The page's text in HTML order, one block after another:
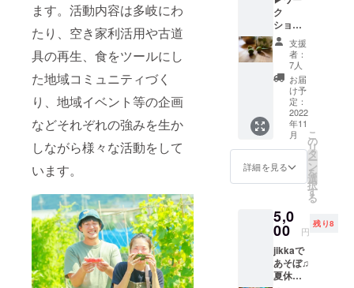
ます。活動内容は多岐にわ
たり、空き家利活用や古道
具の再生、食をツールにし
た地域コミュニティづく
り、地域イベント等の企画
などそれぞれの強みを生か
しながら様々な活動をして
います。
り取り
型チ
ケット
です。
※有効期
限2023
年6月末
※おむす
びは実
店舗で
の購入
となり
ます。
ク
ショッ
プ参加
チケッ
ト jikka
で行わ
れる
様々な
ワーク
ショッ
プに １
回参加
できる
チケッ
有効期
限2023
年6月
末。 ※
ご希望
のワー
支援
者：
7人
お届
け予
定：
2022
年11
月
詳細を見る
こ
の
リ
タ
ー
ン
を
選
択
す
る
5,0
00 円
残り8
jikkaで
あそぼ♫
夏休み